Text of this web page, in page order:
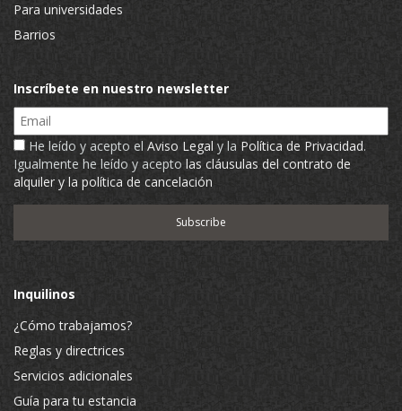
Para universidades
Barrios
Inscríbete en nuestro newsletter
Email
He leído y acepto el Aviso Legal y la Política de Privacidad.
Igualmente he leído y acepto las cláusulas del contrato de
alquiler y la política de cancelación
Inquilinos
¿Cómo trabajamos?
Reglas y directrices
Servicios adicionales
Guía para tu estancia